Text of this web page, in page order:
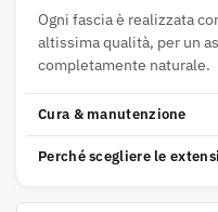
Ogni fascia è realizzata
altissima qualità, per un
completamente naturale.
Cura & manutenzione
Perché scegliere le